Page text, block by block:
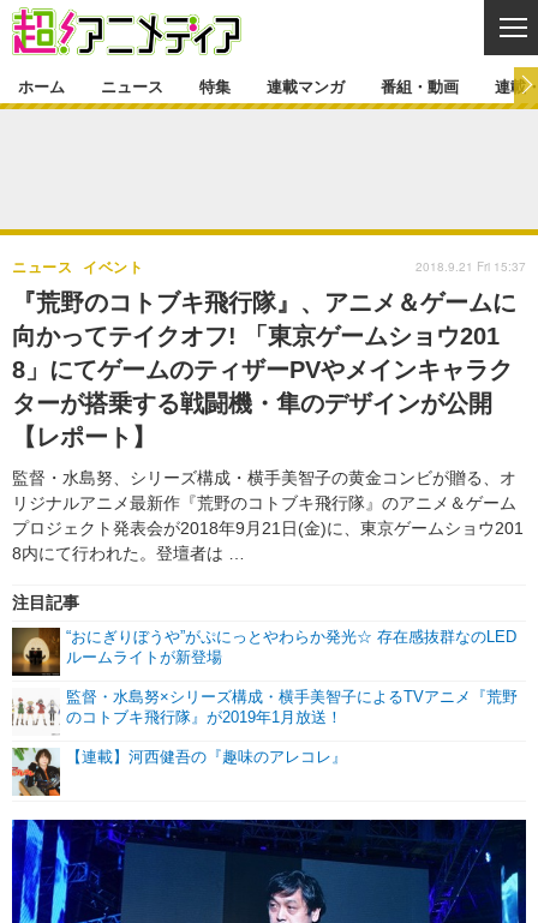
ゲーム・アプリ マンガ
グッズ イベント
声優 コスプレ
舞台
特集一覧 カバー
ラキりす
連載マンガ
連載マンガ一覧
番組・動画
番組・動画一覧 ラジオ
動画
連載・ブログ
連載・ブログ一覧 コラム
編集部ブログ・お知らせ
ホーム ニュース 特集 連載マンガ 番組・動画 連載
『荒野のコトブキ飛行隊』、アニメ＆ゲームに
向かってテイクオフ! 「東京ゲームショウ201
8」にてゲームのティザーPVやメインキャラク
ターが搭乗する戦闘機・隼のデザインが公開
【レポート】
監督・水島努、シリーズ構成・横手美智子の黄金コンビが贈る、オ
リジナルアニメ最新作『荒野のコトブキ飛行隊』のアニメ＆ゲーム
プロジェクト発表会が2018年9月21日(金)に、東京ゲームショウ201
8内にて行われた。登壇者は …
ニュース イベント
注目記事
“おにぎりぼうや”がぷにっとやわらか発光☆ 存在感抜群なのLED
ルームライトが新登場
監督・水島努×シリーズ構成・横手美智子によるTVアニメ『荒野
のコトブキ飛行隊』が2019年1月放送！
【連載】河西健吾の『趣味のアレコレ』
2018.9.21 Fri 15:37